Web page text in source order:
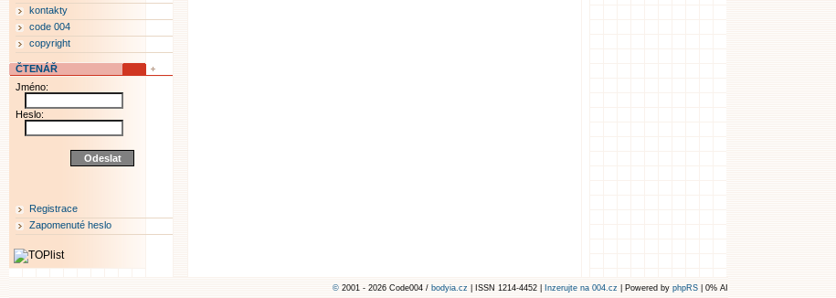
kontakty
code 004
copyright
ČTENÁŘ
Jméno:
Heslo:
Registrace
Zapomenuté heslo
© 2001 - 2026 Code004 / bodyia.cz | ISSN 1214-4452 | Inzerujte na 004.cz | Powered by phpRS | 0% AI